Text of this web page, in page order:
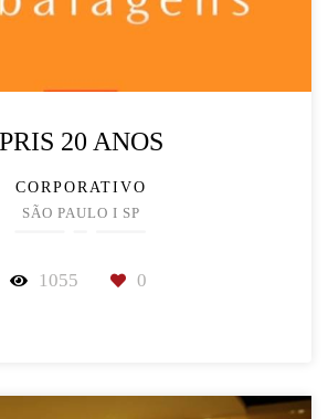
PRIS 20 ANOS
CORPORATIVO
SÃO PAULO I SP
1055 0